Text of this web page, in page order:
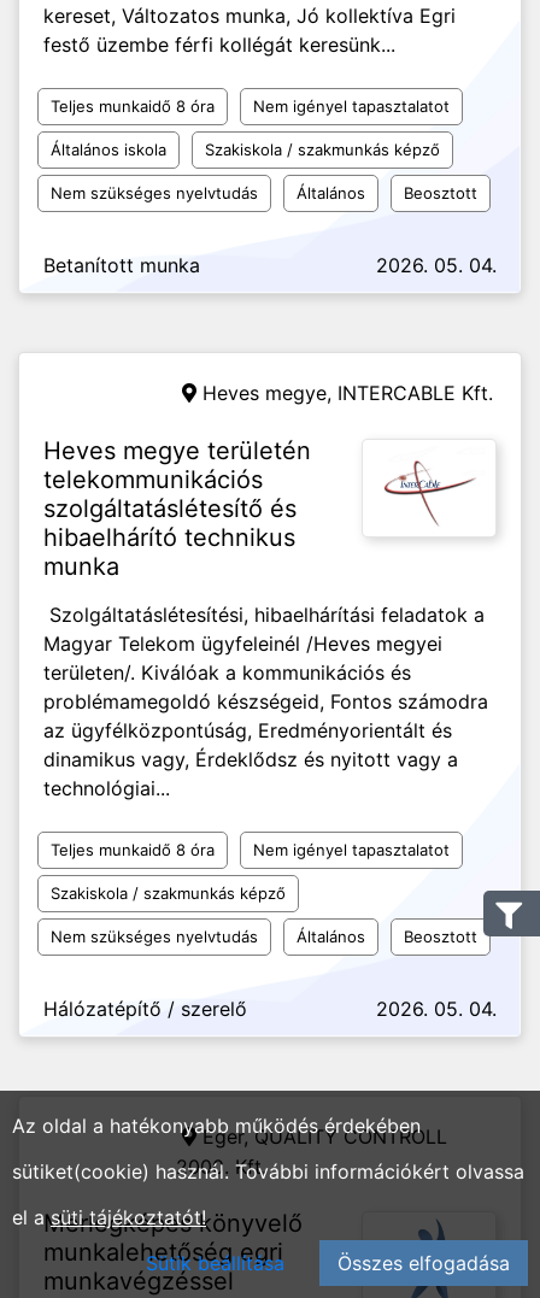
kereset, Változatos munka, Jó kollektíva Egri
festő üzembe férfi kollégát keresünk...
Teljes munkaidő 8 óra Nem igényel tapasztalatot
Általános iskola Szakiskola / szakmunkás képző
Nem szükséges nyelvtudás Általános Beosztott
Betanított munka 2026. 05. 04.
Heves megye, INTERCABLE Kft.
Heves megye területén
telekommunikációs
szolgáltatáslétesítő és
hibaelhárító technikus
munka
Szolgáltatáslétesítési, hibaelhárítási feladatok a
Magyar Telekom ügyfeleinél /Heves megyei
területen/. Kiválóak a kommunikációs és
problémamegoldó készségeid, Fontos számodra
az ügyfélközpontúság, Eredményorientált és
dinamikus vagy, Érdeklődsz és nyitott vagy a
technológiai...
Teljes munkaidő 8 óra Nem igényel tapasztalatot
Szakiskola / szakmunkás képző
Nem szükséges nyelvtudás Általános Beosztott
Hálózatépítő / szerelő 2026. 05. 04.
Eger,QUALITY CONTROLL
2000. Kft.
Mérlegképes könyvelő
munkalehetőség egri
munkavégzéssel
Az oldal a hatékonyabb működés érdekében
sütiket(cookie) használ. További információkért olvassa
el asüti tájékoztatót!
Sütik beállítása
Összes elfogadása